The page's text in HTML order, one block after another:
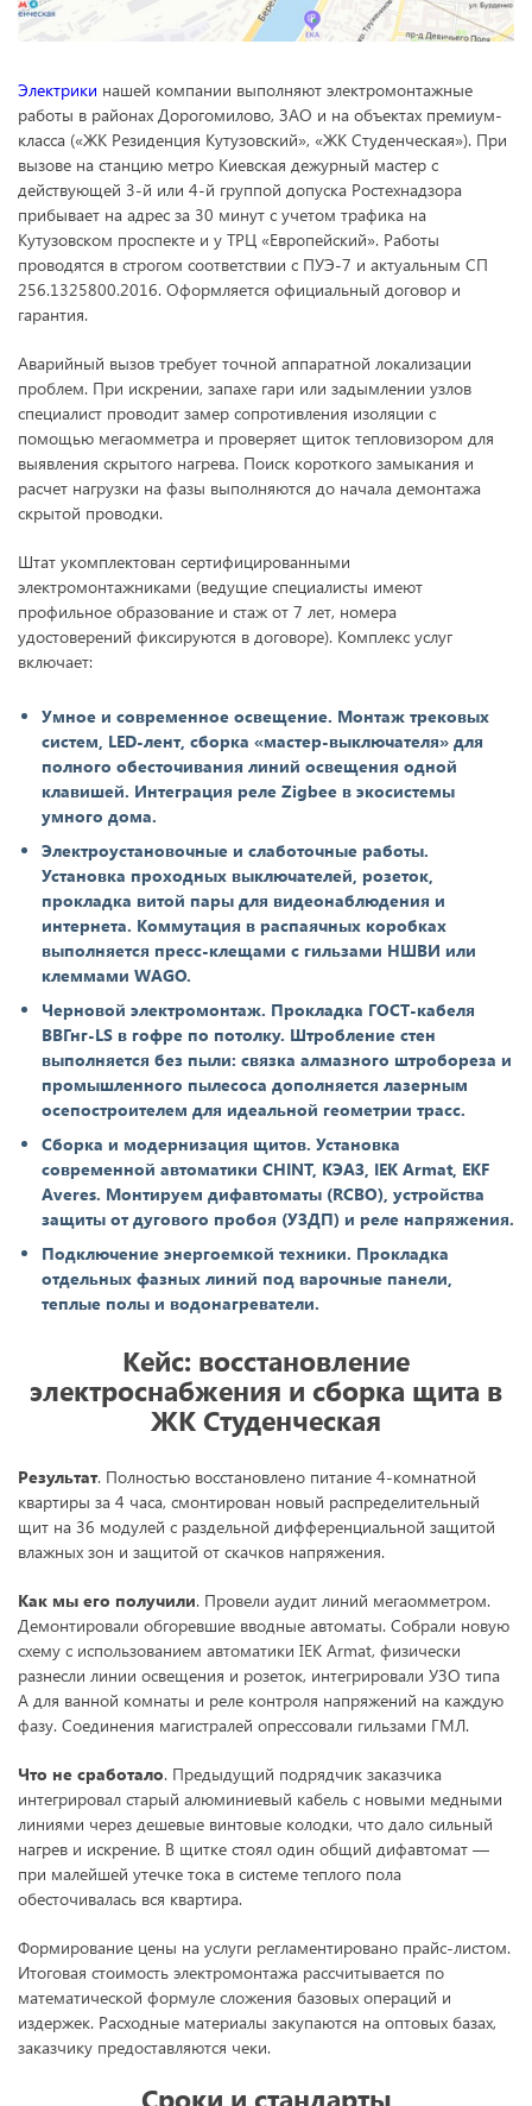
Электрики нашей компании выполняют электромонтажные
работы в районах Дорогомилово, ЗАО и на объектах премиум-
класса («ЖК Резиденция Кутузовский», «ЖК Студенческая»). При
вызове на станцию метро Киевская дежурный мастер с
действующей 3-й или 4-й группой допуска Ростехнадзора
прибывает на адрес за 30 минут с учетом трафика на
Кутузовском проспекте и у ТРЦ «Европейский». Работы
проводятся в строгом соответствии с ПУЭ-7 и актуальным СП
256.1325800.2016. Оформляется официальный договор и
гарантия.
Аварийный вызов требует точной аппаратной локализации
проблем. При искрении, запахе гари или задымлении узлов
специалист проводит замер сопротивления изоляции с
помощью мегаомметра и проверяет щиток тепловизором для
выявления скрытого нагрева. Поиск короткого замыкания и
расчет нагрузки на фазы выполняются до начала демонтажа
скрытой проводки.
Штат укомплектован сертифицированными
электромонтажниками (ведущие специалисты имеют
профильное образование и стаж от 7 лет, номера
удостоверений фиксируются в договоре). Комплекс услуг
включает:
Умное и современное освещение. Монтаж трековых
систем, LED-лент, сборка «мастер-выключателя» для
полного обесточивания линий освещения одной
клавишей. Интеграция реле Zigbee в экосистемы
умного дома.
Электроустановочные и слаботочные работы.
Установка проходных выключателей, розеток,
прокладка витой пары для видеонаблюдения и
интернета. Коммутация в распаячных коробках
выполняется пресс-клещами с гильзами НШВИ или
клеммами WAGO.
Черновой электромонтаж. Прокладка ГОСТ-кабеля
ВВГнг-LS в гофре по потолку. Штробление стен
выполняется без пыли: связка алмазного штробореза и
промышленного пылесоса дополняется лазерным
осепостроителем для идеальной геометрии трасс.
Сборка и модернизация щитов. Установка
современной автоматики CHINT, КЭАЗ, IEK Armat, EKF
Averes. Монтируем дифавтоматы (RCBO), устройства
защиты от дугового пробоя (УЗДП) и реле напряжения.
Подключение энергоемкой техники. Прокладка
отдельных фазных линий под варочные панели,
теплые полы и водонагреватели.
Кейс: восстановление
электроснабжения и сборка щита в
ЖК Студенческая
Результат. Полностью восстановлено питание 4-комнатной
квартиры за 4 часа, смонтирован новый распределительный
щит на 36 модулей с раздельной дифференциальной защитой
влажных зон и защитой от скачков напряжения.
Как мы его получили. Провели аудит линий мегаомметром.
Демонтировали обгоревшие вводные автоматы. Собрали новую
схему с использованием автоматики IEK Armat, физически
разнесли линии освещения и розеток, интегрировали УЗО типа
A для ванной комнаты и реле контроля напряжений на каждую
фазу. Соединения магистралей опрессовали гильзами ГМЛ.
Что не сработало. Предыдущий подрядчик заказчика
интегрировал старый алюминиевый кабель с новыми медными
линиями через дешевые винтовые колодки, что дало сильный
нагрев и искрение. В щитке стоял один общий дифавтомат —
при малейшей утечке тока в системе теплого пола
обесточивалась вся квартира.
Формирование цены на услуги регламентировано прайс-листом.
Итоговая стоимость электромонтажа рассчитывается по
математической формуле сложения базовых операций и
издержек. Расходные материалы закупаются на оптовых базах,
заказчику предоставляются чеки.